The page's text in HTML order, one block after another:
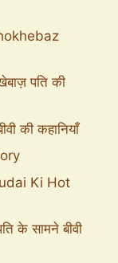
पति की
की कहानियाँ
Ki Hot
के सामने बीवी